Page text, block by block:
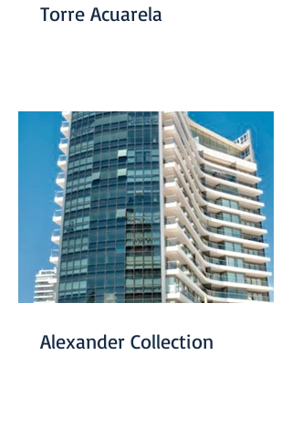
Torre Acuarela
Alexander Collection